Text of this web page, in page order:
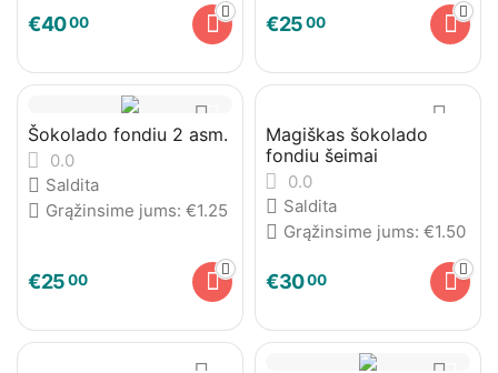
€4000 €2500
Šokolado fondiu 2 asm.
0.0
Saldita
Grąžinsime jums: €1.25
€2500
Magiškas šokolado
fondiu šeimai
0.0
Saldita
Grąžinsime jums: €1.50
€3000